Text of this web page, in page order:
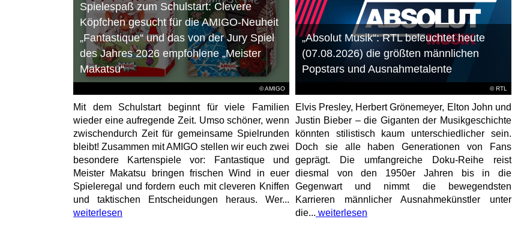
© AMIGO
Spielespaß zum Schulstart: Clevere
Köpfchen gesucht für die AMIGO-Neuheit
„Fantastique“ und das von der Jury Spiel
des Jahres 2026 empfohlene „Meister
Makatsu“
Mit dem Schulstart beginnt für viele Familien
wieder eine aufregende Zeit. Umso schöner, wenn
zwischendurch Zeit für gemeinsame Spielrunden
bleibt! Zusammen mit AMIGO stellen wir euch zwei
besondere Kartenspiele vor: Fantastique und
Meister Makatsu bringen frischen Wind in euer
Spieleregal und fordern euch mit cleveren Kniffen
und taktischen Entscheidungen heraus. Wer...
weiterlesen
© RTL
„Absolut Musik“: RTL beleuchtet heute
(07.08.2026) die größten männlichen
Popstars und Ausnahmetalente
Elvis Presley, Herbert Grönemeyer, Elton John und
Justin Bieber – die Giganten der Musikgeschichte
könnten stilistisch kaum unterschiedlicher sein.
Doch sie alle haben Generationen von Fans
geprägt. Die umfangreiche Doku-Reihe reist
diesmal von den 1950er Jahren bis in die
Gegenwart und nimmt die bewegendsten
Karrieren männlicher Ausnahmekünstler unter
die... weiterlesen